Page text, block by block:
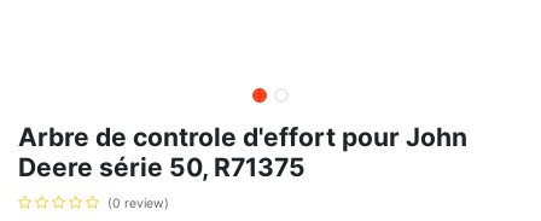
Arbre de controle d'effort pour John
Deere série 50, R71375
(0 review)